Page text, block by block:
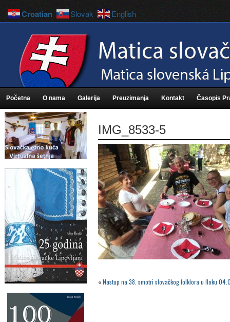
Početna O nama Galerija Preuzimanja Kontakt Časopis
IMG_8533-5
«Nastup na 38. smotri slovačkog folklora u Iloku
Croatian Slovak English